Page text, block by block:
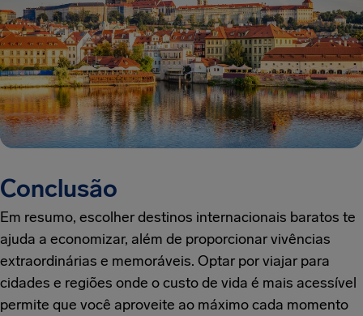
Conclusão
Em resumo, escolher destinos internacionais baratos te
ajuda a economizar, além de proporcionar vivências
extraordinárias e memoráveis. Optar por viajar para
cidades e regiões onde o custo de vida é mais acessível
permite que você aproveite ao máximo cada momento